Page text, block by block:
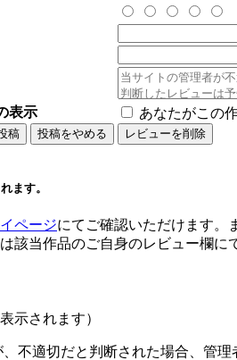
表示 あなたがこの
ます。
ページにてご確認いただけます。
該当作品のご自身のレビュー欄に
示されます）
不適切だと判断された場合、管理